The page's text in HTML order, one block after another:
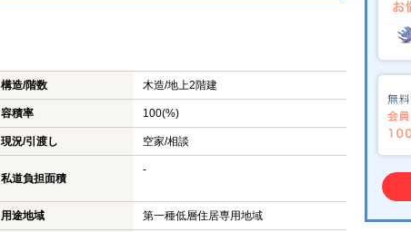
構造/階数 木造/地上2階建
容積率 100(%)
現況/引渡し 空家/相談
私道負担面積
-
用途地域 第一種低層住居専用地域